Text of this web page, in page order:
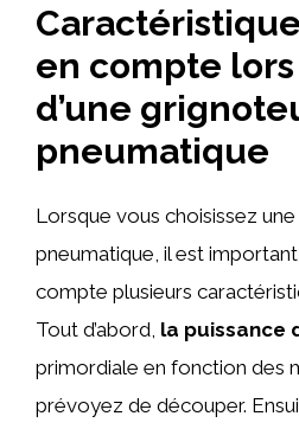
en compte
d’une
pneumatique
Lorsque vous choisissez
pneumatique, il est
compte plusieurs
Tout d’abord, la puissance
primordiale en fonction des
prévoyez de découper.